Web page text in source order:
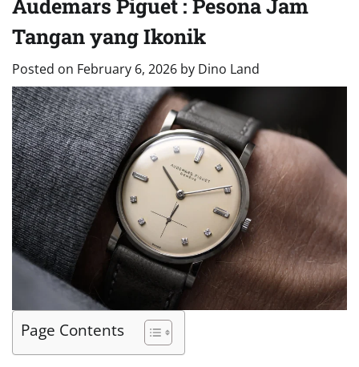
Audemars Piguet : Pesona Jam
Tangan yang Ikonik
Posted on February 6, 2026 by Dino Land
Page Contents